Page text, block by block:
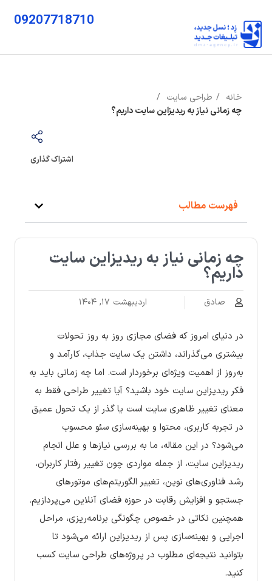
09207718710
خانه
طراحی سایت
چه زمانی نیاز به ریدیزاین سایت داریم؟
اشتراک گذاری
فهرست مطالب
چه زمانی نیاز به ریدیزاین سایت
داریم؟
صادق اردیبهشت ۱۷, ۱۴۰۴
در دنیای امروز که فضای مجازی روز به روز تحولات
بیشتری می‌گذراند، داشتن یک سایت جذاب، کارآمد و
به‌روز از اهمیت ویژه‌ای برخوردار است. اما چه زمانی باید به
فکر ریدیزاین سایت خود باشید؟ آیا تغییر طراحی فقط به
معنای تغییر ظاهری سایت است یا گذر از یک تحول عمیق
در تجربه کاربری، محتوا و بهینه‌سازی سئو محسوب
می‌شود؟ در این مقاله، ما به بررسی نیازها و علل انجام
ریدیزاین سایت، از جمله مواردی چون تغییر رفتار کاربران،
رشد فناوری‌های نوین، تغییر الگوریتم‌های موتورهای
جستجو و افزایش رقابت در حوزه فضای آنلاین می‌پردازیم.
همچنین نکاتی در خصوص چگونگی برنامه‌ریزی، مراحل
اجرایی و بهینه‌سازی پس از ریدیزاین ارائه می‌شود تا
بتوانید نتیجه‌ای مطلوب در پروژه‌های طراحی سایت کسب
کنید.